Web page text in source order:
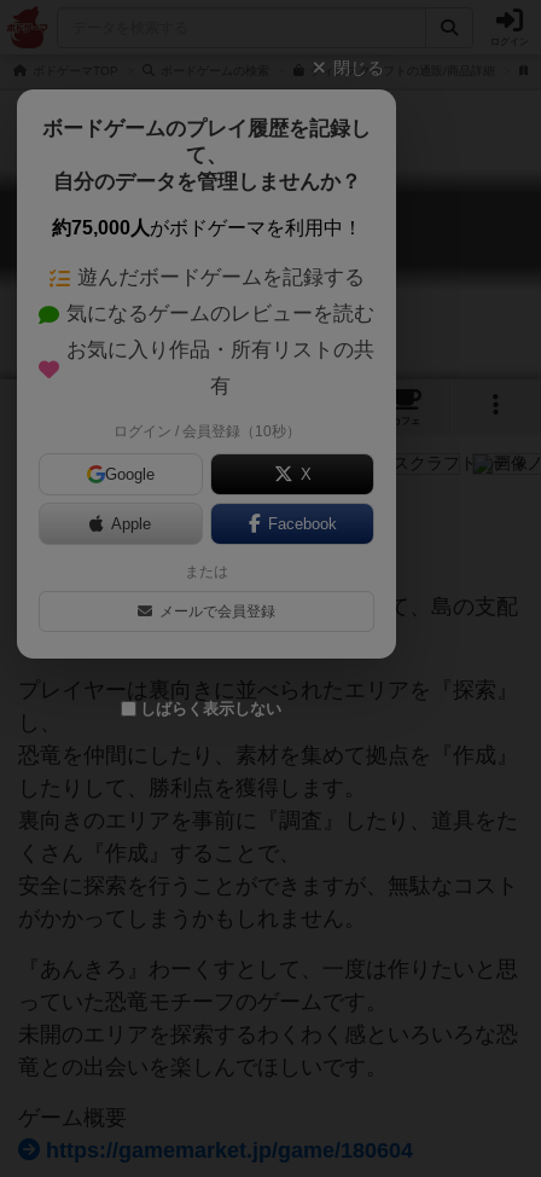
ディノスクラフトの通販/商品詳細
ディノスクラフト
DinosCraft
カフェ
ここは、恐竜と人間が共存する島。
恐竜を仲間にしたり、拠点を充実させて、島の支配
プレイヤーは裏向きに並べられたエリアを『探索』
し、
恐竜を仲間にしたり、素材を集めて拠点を『作成』
したりして、勝利点を獲得します。
裏向きのエリアを事前に『調査』したり、道具をた
くさん『作成』することで、
安全に探索を行うことができますが、無駄なコスト
がかかってしまうかもしれません。
『あんきろ』わーくすとして、一度は作りたいと思
っていた恐竜モチーフのゲームです。
未開のエリアを探索するわくわく感といろいろな恐
竜との出会いを楽しんでほしいです。
ゲーム概要
https://gamemarket.jp/game/180604
閉じる
ボードゲームのプレイ履歴を記録し
て、
自分のデータを管理しませんか？
約75,000人がボドゲーマを利用中！
遊んだボードゲームを記録する
気になるゲームのレビューを読む
お気に入り作品・所有リストの共
有
ログイン / 会員登録（10秒）
Google X
Apple Facebook
または
メールで会員登録
しばらく表示しない